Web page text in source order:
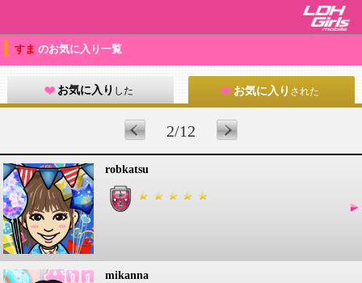
すま のお気に入り一覧
お気に入り した お気に入り された
2/12
robkatsu
mikanna